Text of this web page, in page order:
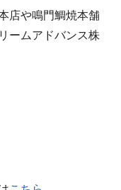
店や鳴門鯛焼本舗
ームアドバンス株